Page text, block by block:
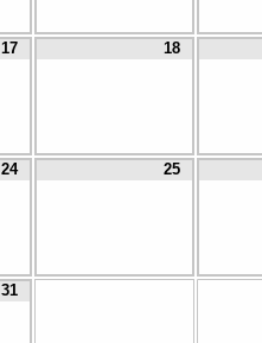
17 18
24 25
31